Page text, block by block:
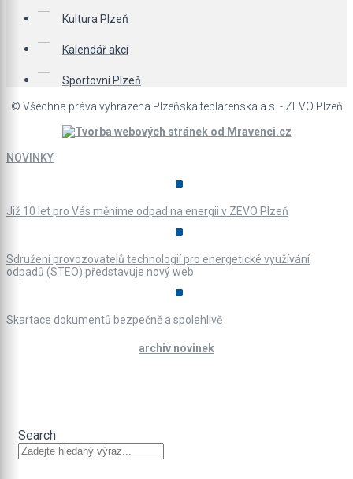
Kultura Plzeň
Kalendář akcí
Sportovní Plzeň
© Všechna práva vyhrazena Plzeňská teplárenská a.s. - ZEVO Plzeň
NOVINKY
Již 10 let pro Vás měníme odpad na energii v ZEVO Plzeň
Sdružení provozovatelů technologií pro energetické využívání
odpadů (STEO) představuje nový web
Skartace dokumentů bezpečně a spolehlivě
archiv novinek
Search